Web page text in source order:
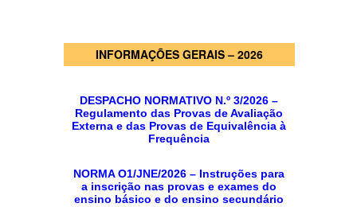
PROFESSORES
ENC. DE EDUCAÇÃO
INFORMAÇÕES GERAIS – 2026
DESPACHO NORMATIVO N.º 3/2026 –
Regulamento das Provas de Avaliação
Externa e das Provas de Equivalência à
Frequência
NORMA O1/JNE/2026 – Instruções para
a inscrição nas provas e exames do
ensino básico e do ensino secundário